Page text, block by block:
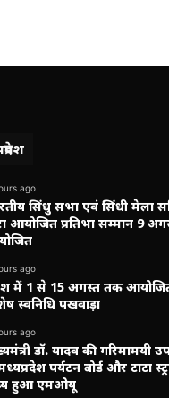
ago
सिंधु सभा एवं सिंधी मेला
आयोजित प्रतिभा सम्मान 9
ago
में 1 से 15 अगस्त तक आयोजित
स्वनिधि पखवाड़ा
ago
डॉ. यादव की गरिमामयी
पर्यटन बोर्ड और टाटा
हुआ एमओयू